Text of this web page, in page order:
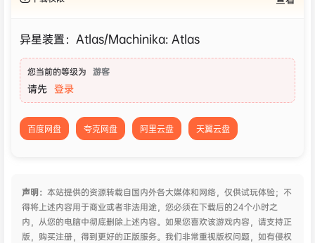
异星装置：Atlas/Machinika: Atlas
您当前的等级为 游客
请先 登录
百度网盘 夸克网盘 阿里云盘 天翼云盘
声明： 本站提供的资源转载自国内外各大媒体和网络，仅供试玩体验；不
得将上述内容用于商业或者非法用途，您必须在下载后的24个小时之
内，从您的电脑中彻底删除上述内容。如果您喜欢该游戏内容，请支持正
版，购买注册，得到更好的正版服务。我们非常重视版权问题，如有侵权